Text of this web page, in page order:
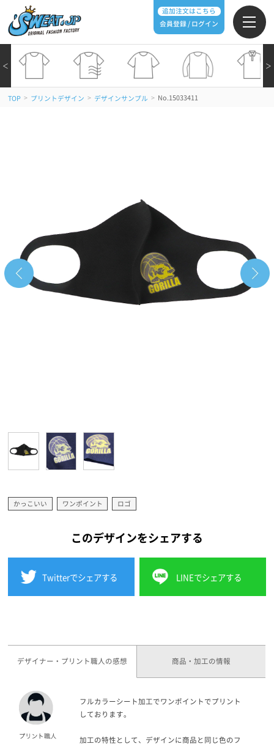
追加注文はこちら
会員登録 / ログイン
＞
＜
TOP > プリントデザイン > デザインサンプル > No.15033411
かっこいい ワンポイント ロゴ
このデザインをシェアする
Twitterでシェアする LINEでシェアする
デザイナー・プリント職人の感想 商品・加工の情報
フルカラーシート加工でワンポイントでプリント
しております。
加工の特性として、デザインに商品と同じ色のフ